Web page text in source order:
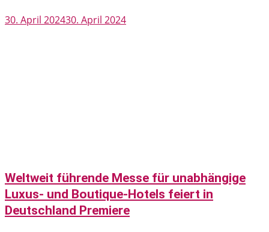
30. April 202430. April 2024
Weltweit führende Messe für unabhängige
Luxus- und Boutique-Hotels feiert in
Deutschland Premiere